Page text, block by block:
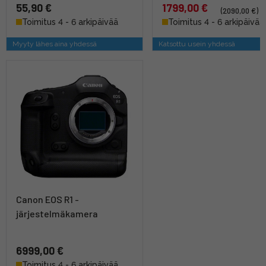
55,90 €
Toimitus 4 - 6 arkipäivää
Myyty lähes aina yhdessä
1799,00 €
(2090,00 €)
Toimitus 4 - 6 arkipäivää
Katsottu usein yhdessä
Canon EOS R1 -
järjestelmäkamera
6999,00 €